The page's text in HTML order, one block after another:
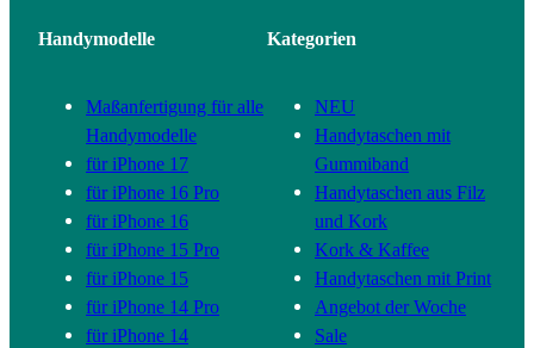
Handymodelle
Maßanfertigung für alle
Handymodelle
für iPhone 17
für iPhone 16 Pro
für iPhone 16
für iPhone 15 Pro
für iPhone 15
für iPhone 14 Pro
für iPhone 14
Kategorien
NEU
Handytaschen mit
Gummiband
Handytaschen aus Filz
und Kork
Kork & Kaffee
Handytaschen mit Print
Angebot der Woche
Sale